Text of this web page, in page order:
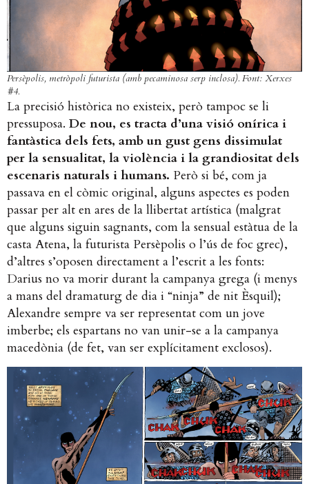
Persèpolis, metròpoli futurista (amb pecaminosa serp inclosa). Font: Xerxes
#4.
La precisió històrica no existeix, però tampoc se li
pressuposa. De nou, es tracta d’una visió onírica i
fantàstica dels fets, amb un gust gens dissimulat
per la sensualitat, la violència i la grandiositat dels
escenaris naturals i humans. Però si bé, com ja
passava en el còmic original, alguns aspectes es poden
passar per alt en ares de la llibertat artística (malgrat
que alguns siguin sagnants, com la sensual estàtua de la
casta Atena, la futurista Persèpolis o l’ús de foc grec),
d’altres s’oposen directament a l’escrit a les fonts:
Darius no va morir durant la campanya grega (i menys
a mans del dramaturg de dia i “ninja” de nit Èsquil);
Alexandre sempre va ser representat com un jove
imberbe; els espartans no van unir-se a la campanya
macedònia (de fet, van ser explícitament exclosos).